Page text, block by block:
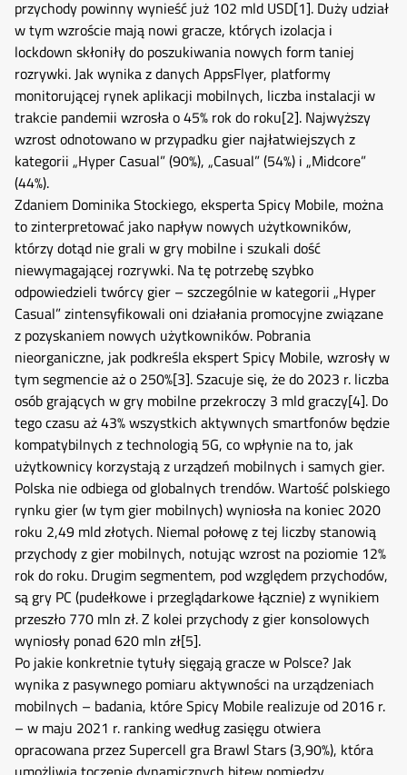
przychody powinny wynieść już 102 mld USD[1]. Duży udział
w tym wzroście mają nowi gracze, których izolacja i
lockdown skłoniły do poszukiwania nowych form taniej
rozrywki. Jak wynika z danych AppsFlyer, platformy
monitorującej rynek aplikacji mobilnych, liczba instalacji w
trakcie pandemii wzrosła o 45% rok do roku[2]. Najwyższy
wzrost odnotowano w przypadku gier najłatwiejszych z
kategorii „Hyper Casual” (90%), „Casual” (54%) i „Midcore”
(44%).
Zdaniem Dominika Stockiego, eksperta Spicy Mobile, można
to zinterpretować jako napływ nowych użytkowników,
którzy dotąd nie grali w gry mobilne i szukali dość
niewymagającej rozrywki. Na tę potrzebę szybko
odpowiedzieli twórcy gier – szczególnie w kategorii „Hyper
Casual” zintensyfikowali oni działania promocyjne związane
z pozyskaniem nowych użytkowników. Pobrania
nieorganiczne, jak podkreśla ekspert Spicy Mobile, wzrosły w
tym segmencie aż o 250%[3]. Szacuje się, że do 2023 r. liczba
osób grających w gry mobilne przekroczy 3 mld graczy[4]. Do
tego czasu aż 43% wszystkich aktywnych smartfonów będzie
kompatybilnych z technologią 5G, co wpłynie na to, jak
użytkownicy korzystają z urządzeń mobilnych i samych gier.
Polska nie odbiega od globalnych trendów. Wartość polskiego
rynku gier (w tym gier mobilnych) wyniosła na koniec 2020
roku 2,49 mld złotych. Niemal połowę z tej liczby stanowią
przychody z gier mobilnych, notując wzrost na poziomie 12%
rok do roku. Drugim segmentem, pod względem przychodów,
są gry PC (pudełkowe i przeglądarkowe łącznie) z wynikiem
przeszło 770 mln zł. Z kolei przychody z gier konsolowych
wyniosły ponad 620 mln zł[5].
Po jakie konkretnie tytuły sięgają gracze w Polsce? Jak
wynika z pasywnego pomiaru aktywności na urządzeniach
mobilnych – badania, które Spicy Mobile realizuje od 2016 r.
– w maju 2021 r. ranking według zasięgu otwiera
opracowana przez Supercell gra Brawl Stars (3,90%), która